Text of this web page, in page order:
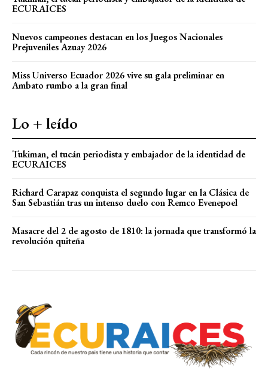
ECURAICES
Nuevos campeones destacan en los Juegos Nacionales
Prejuveniles Azuay 2026
Miss Universo Ecuador 2026 vive su gala preliminar en
Ambato rumbo a la gran final
Lo + leído
Tukiman, el tucán periodista y embajador de la identidad de
ECURAICES
Richard Carapaz conquista el segundo lugar en la Clásica de
San Sebastián tras un intenso duelo con Remco Evenepoel
Masacre del 2 de agosto de 1810: la jornada que transformó la
revolución quiteña